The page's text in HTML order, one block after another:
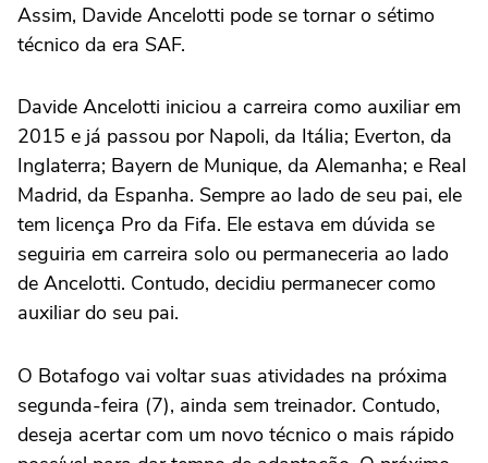
Assim, Davide Ancelotti pode se tornar o sétimo
técnico da era SAF.
Davide Ancelotti iniciou a carreira como auxiliar em
2015 e já passou por Napoli, da Itália; Everton, da
Inglaterra; Bayern de Munique, da Alemanha; e Real
Madrid, da Espanha. Sempre ao lado de seu pai, ele
tem licença Pro da Fifa. Ele estava em dúvida se
seguiria em carreira solo ou permaneceria ao lado
de Ancelotti. Contudo, decidiu permanecer como
auxiliar do seu pai.
O Botafogo vai voltar suas atividades na próxima
segunda-feira (7), ainda sem treinador. Contudo,
deseja acertar com um novo técnico o mais rápido